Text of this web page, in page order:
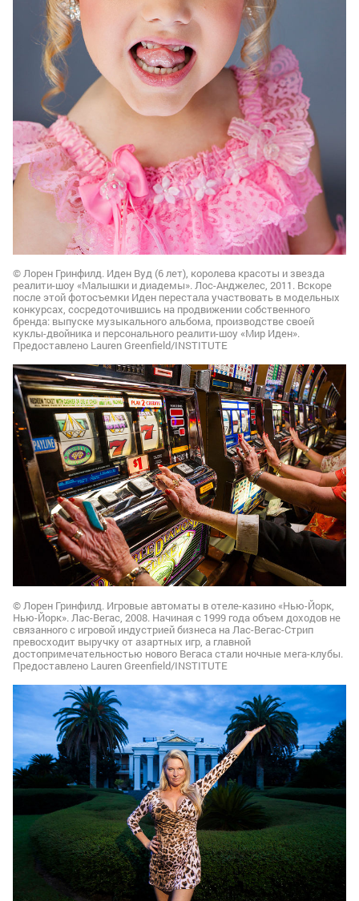
© Лорен Гринфилд. Иден Вуд (6 лет), королева красоты и звезда
реалити-шоу «Малышки и диадемы». Лос-Анджелес, 2011. Вскоре
после этой фотосъемки Иден перестала участвовать в модельных
конкурсах, сосредоточившись на продвижении собственного
бренда: выпуске музыкального альбома, производстве своей
куклы-двойника и персонального реалити-шоу «Мир Иден».
Предоставлено Lauren Greenfield/INSTITUTE
© Лорен Гринфилд. Игровые автоматы в отеле-казино «Нью-Йорк,
Нью-Йорк». Лас-Вегас, 2008. Начиная с 1999 года объем доходов не
связанного с игровой индустрией бизнеса на Лас-Вегас-Стрип
превосходит выручку от азартных игр, а главной
достопримечательностью нового Вегаса стали ночные мега-клубы.
Предоставлено Lauren Greenfield/INSTITUTE